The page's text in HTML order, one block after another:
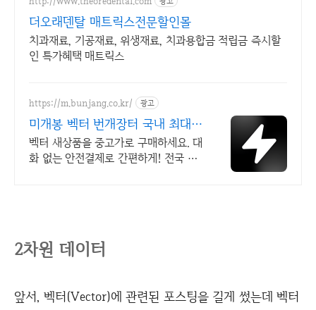
더오래덴탈 매트릭스전문할인몰
치과재료, 기공재료, 위생재료, 치과용합금 적립금 즉시할
인 특가혜택 매트릭스
https://m.bunjang.co.kr/ 광고
미개봉 벡터 번개장터 국내 최대
브랜드 중고거래
벡터 새상품을 중고가로 구매하세요. 대
화 없는 안전결제로 간편하게! 전국 각
2차원 데이터
앞서, 벡터(Vector)에 관련된 포스팅을 길게 썼는데 벡터